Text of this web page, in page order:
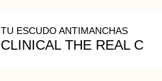
TU ESCUDO ANTIMANCHAS
CLINICAL THE REAL C